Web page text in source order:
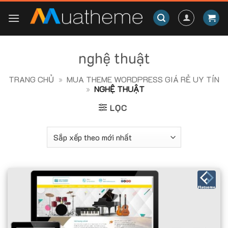
nghệ thuật
TRANG CHỦ » MUA THEME WORDPRESS GIÁ RẺ UY TÍN
» NGHỆ THUẬT
LỌC